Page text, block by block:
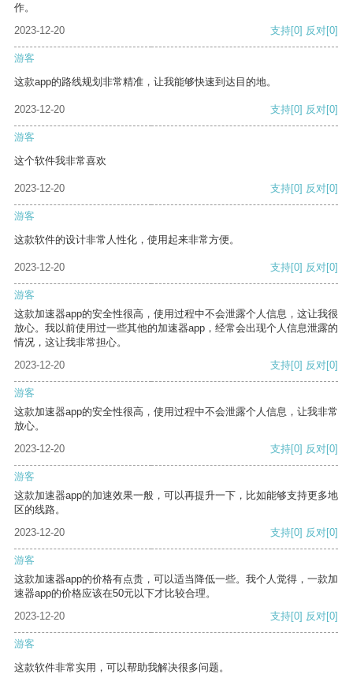
作。
2023-12-20
支持[0] 反对[0]
游客
这款app的路线规划非常精准，让我能够快速到达目的地。
2023-12-20 支持[0] 反对[0]
游客
这个软件我非常喜欢
2023-12-20 支持[0] 反对[0]
游客
这款软件的设计非常人性化，使用起来非常方便。
2023-12-20 支持[0] 反对[0]
游客
这款加速器app的安全性很高，使用过程中不会泄露个人信息，这让我很
放心。我以前使用过一些其他的加速器app，经常会出现个人信息泄露的
情况，这让我非常担心。
2023-12-20
支持[0] 反对[0]
游客
这款加速器app的安全性很高，使用过程中不会泄露个人信息，让我非常
放心。
2023-12-20
支持[0] 反对[0]
游客
这款加速器app的加速效果一般，可以再提升一下，比如能够支持更多地
区的线路。
2023-12-20
支持[0] 反对[0]
游客
这款加速器app的价格有点贵，可以适当降低一些。我个人觉得，一款加
速器app的价格应该在50元以下才比较合理。
2023-12-20
支持[0] 反对[0]
游客
这款软件非常实用，可以帮助我解决很多问题。